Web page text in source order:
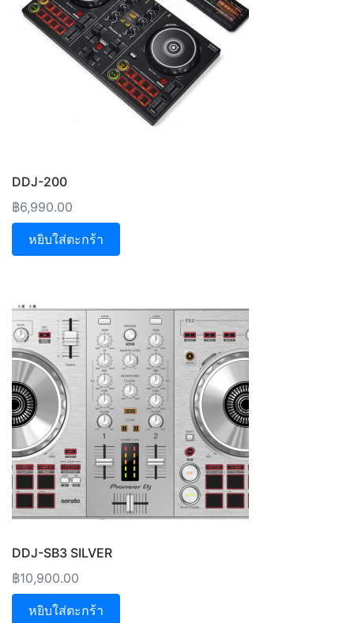
DDJ-200
฿6,990.00
หยิบใส่ตะกร้า
DDJ-SB3 SILVER
฿10,900.00
หยิบใส่ตะกร้า